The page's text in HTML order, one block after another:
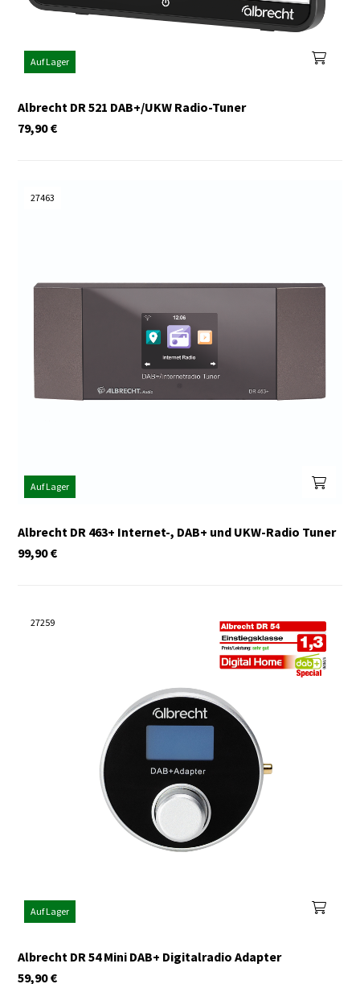
Auf Lager
Albrecht DR 521 DAB+/UKW Radio-Tuner
€
79,90
27463
Auf Lager
Albrecht DR 463+ Internet-, DAB+ und UKW-Radio Tuner
€
99,90
27259
Auf Lager
Albrecht DR 54 Mini DAB+ Digitalradio Adapter
€
59,90